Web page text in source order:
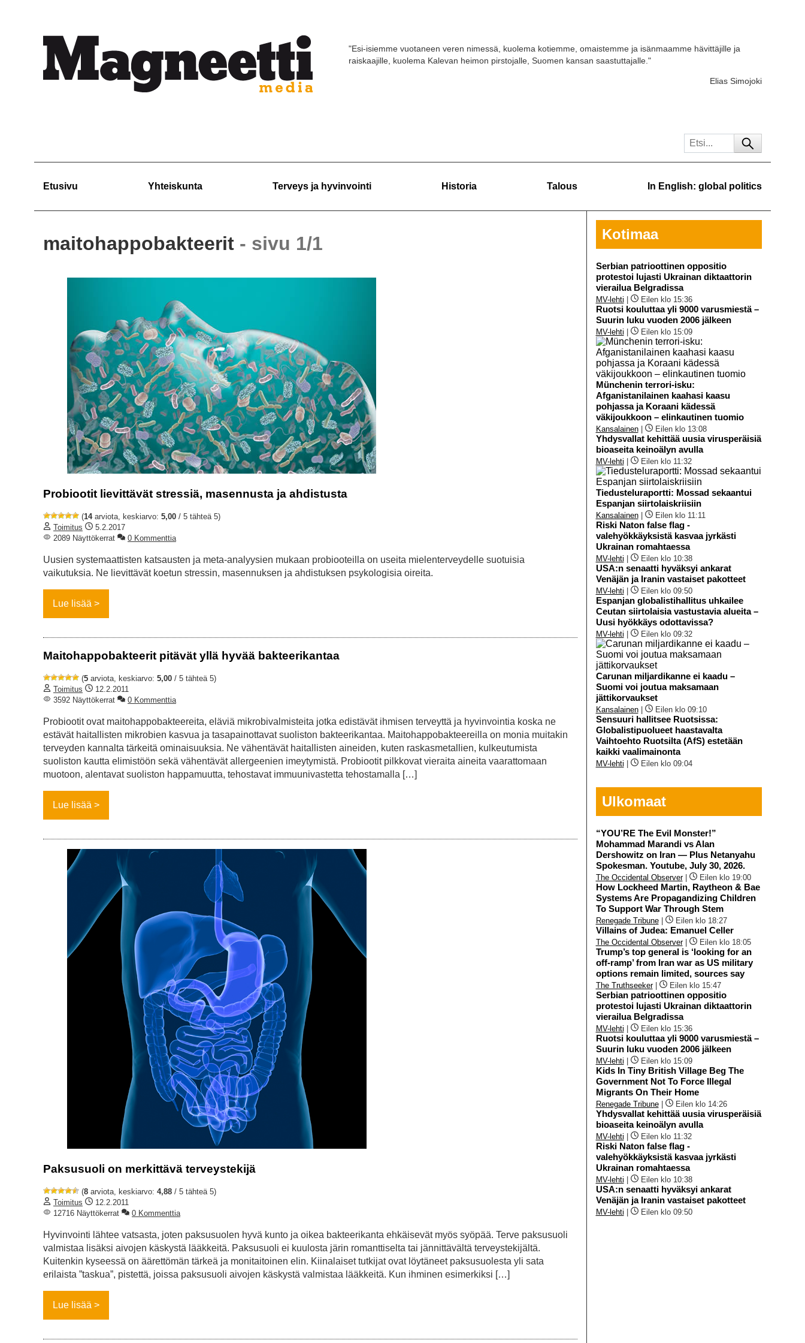
"Esi-isiemme vuotaneen veren nimessä, kuolema kotiemme, omaistemme ja isänmaamme hävittäjille ja
raiskaajille, kuolema Kalevan heimon pirstojalle, Suomen kansan saastuttajalle."
Elias Simojoki
Etusivu Yhteiskunta Terveys ja hyvinvointi Historia Talous In English: global politics
maitohappobakteerit - sivu 1/1
Probiootit lievittävät stressiä, masennusta ja ahdistusta
(14arviota, keskiarvo: 5,00 / 5 tähteä 5)
Toimitus
5.2.2017
2089 Näyttökerrat
0 Kommenttia
Uusien systemaattisten katsausten ja meta-analyysien mukaan probiooteilla on useita mielenterveydelle suotuisia
vaikutuksia. Ne lievittävät koetun stressin, masennuksen ja ahdistuksen psykologisia oireita.
Lue lisää
Maitohappobakteerit pitävät yllä hyvää bakteerikantaa
(5 arviota, keskiarvo: 5,00 / 5 tähteä 5)
Toimitus
12.2.2011
3592 Näyttökerrat
0 Kommenttia
Probiootit ovat maitohappobakteereita, eläviä mikrobivalmisteita jotka edistävät ihmisen terveyttä ja hyvinvointia koska ne
estävät haitallisten mikrobien kasvua ja tasapainottavat suoliston bakteerikantaa. Maitohappobakteereilla on monia muitakin
terveyden kannalta tärkeitä ominaisuuksia. Ne vähentävät haitallisten aineiden, kuten raskasmetallien, kulkeutumista
suoliston kautta elimistöön sekä vähentävät allergeenien imeytymistä. Probiootit pilkkovat vieraita aineita vaarattomaan
muotoon, alentavat suoliston happamuutta, tehostavat immuunivastetta tehostamalla […]
Lue lisää
Paksusuoli on merkittävä terveystekijä
(8 arviota, keskiarvo: 4,88 / 5 tähteä 5)
Toimitus
12.2.2011
12716 Näyttökerrat
0 Kommenttia
Hyvinvointi lähtee vatsasta, joten paksusuolen hyvä kunto ja oikea bakteerikanta ehkäisevät myös syöpää. Terve paksusuoli
valmistaa lisäksi aivojen käskystä lääkkeitä. Paksusuoli ei kuulosta järin romanttiselta tai jännittävältä terveystekijältä.
Kuitenkin kyseessä on äärettömän tärkeä ja monitaitoinen elin. Kiinalaiset tutkijat ovat löytäneet paksusuolesta yli sata
erilaista ”taskua”, pistettä, joissa paksusuoli aivojen käskystä valmistaa lääkkeitä. Kun ihminen esimerkiksi […]
Lue lisää
Kotimaa
Serbian patrioottinen oppositio
protestoi lujasti Ukrainan diktaattorin
vierailua Belgradissa
MV-lehti Eilen klo 15:36
Ruotsi kouluttaa yli 9000 varusmiestä –
Suurin luku vuoden 2006 jälkeen
MV-lehti Eilen klo 15:09
Münchenin terrori-isku:
Afganistanilainen kaahasi kaasu
pohjassa ja Koraani kädessä
väkijoukkoon – elinkautinen tuomio
Kansalainen| Eilen klo 13:08
Yhdysvallat kehittää uusia virusperäisiä
bioaseita keinoälyn avulla
MV-lehti Eilen klo 11:32
Tiedusteluraportti: Mossad sekaantui
Espanjan siirtolaiskriisiin
Kansalainen| Eilen klo 11:11
Riski Naton false flag -
valehyökkäyksistä kasvaa jyrkästi
Ukrainan romahtaessa
MV-lehti Eilen klo 10:38
USA:n senaatti hyväksyi ankarat
Venäjän ja Iranin vastaiset pakotteet
MV-lehti Eilen klo 09:50
Espanjan globalistihallitus uhkailee
Ceutan siirtolaisia vastustavia alueita –
Uusi hyökkäys odottavissa?
MV-lehti Eilen klo 09:32
Carunan miljardikanne ei kaadu –
Suomi voi joutua maksamaan
jättikorvaukset
Kansalainen| Eilen klo 09:10
Sensuuri hallitsee Ruotsissa:
Globalistipuolueet haastavalta
Vaihtoehto Ruotsilta (AfS) estetään
kaikki vaalimainonta
MV-lehti Eilen klo 09:04
Ulkomaat
“YOU’RE The Evil Monster!”
Mohammad Marandi vs Alan
Dershowitz on Iran — Plus Netanyahu
Spokesman. Youtube, July 30, 2026.
The Occidental Observer| Eilen klo 19:00
How Lockheed Martin, Raytheon & Bae
Systems Are Propagandizing Children
To Support War Through Stem
Renegade Tribune| Eilen klo 18:27
Villains of Judea: Emanuel Celler
The Occidental Observer| Eilen klo 18:05
Trump’s top general is ‘looking for an
off-ramp’ from Iran war as US military
options remain limited, sources say
The Truthseeker| Eilen klo 15:47
Serbian patrioottinen oppositio
protestoi lujasti Ukrainan diktaattorin
vierailua Belgradissa
MV-lehti Eilen klo 15:36
Ruotsi kouluttaa yli 9000 varusmiestä –
Suurin luku vuoden 2006 jälkeen
MV-lehti Eilen klo 15:09
Kids In Tiny British Village Beg The
Government Not To Force Illegal
Migrants On Their Home
Renegade Tribune| Eilen klo 14:26
Yhdysvallat kehittää uusia virusperäisiä
bioaseita keinoälyn avulla
MV-lehti Eilen klo 11:32
Riski Naton false flag -
valehyökkäyksistä kasvaa jyrkästi
Ukrainan romahtaessa
MV-lehti Eilen klo 10:38
USA:n senaatti hyväksyi ankarat
Venäjän ja Iranin vastaiset pakotteet
MV-lehti Eilen klo 09:50